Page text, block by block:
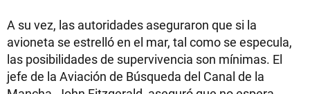
A su vez, las autoridades aseguraron que si la
avioneta se estrelló en el mar, tal como se especula,
las posibilidades de supervivencia son mínimas. El
jefe de la Aviación de Búsqueda del Canal de la